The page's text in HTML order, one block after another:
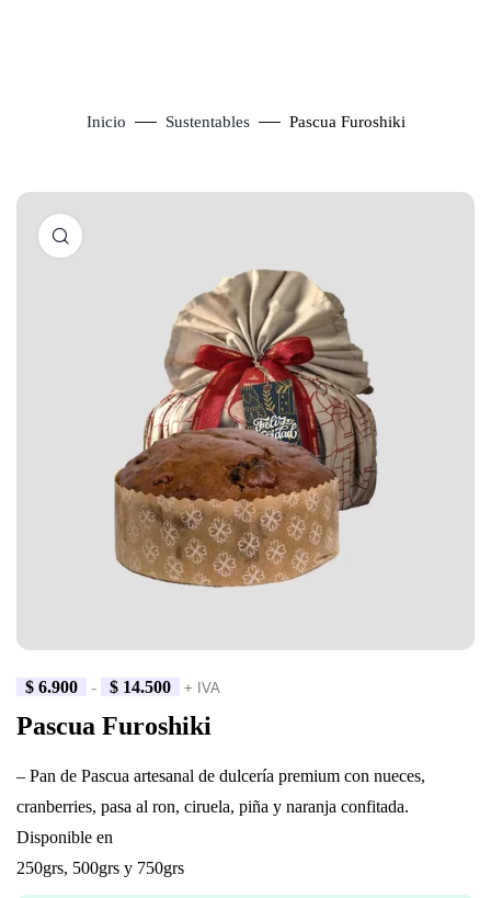
Inicio Sustentables Pascua Furoshiki
$ 6.900 - $ 14.500 + IVA
Pascua Furoshiki
– Pan de Pascua artesanal de dulcería premium con nueces,
cranberries, pasa al ron, ciruela, piña y naranja confitada.
Disponible en
250grs, 500grs y 750grs